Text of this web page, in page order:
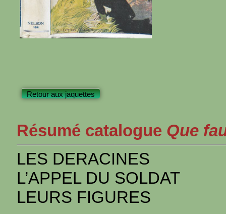
Retour aux jaquettes
Résumé catalogue Que
LES DERACINES
L’APPEL DU SOLDAT
LEURS FIGURES